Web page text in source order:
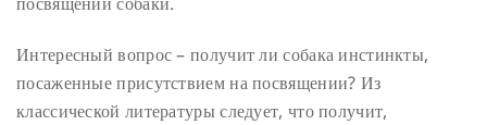
Интересный вопрос – получит ли собака инстинкты,
посаженные присутствием на посвящении? Из
классической литературы следует, что получит,